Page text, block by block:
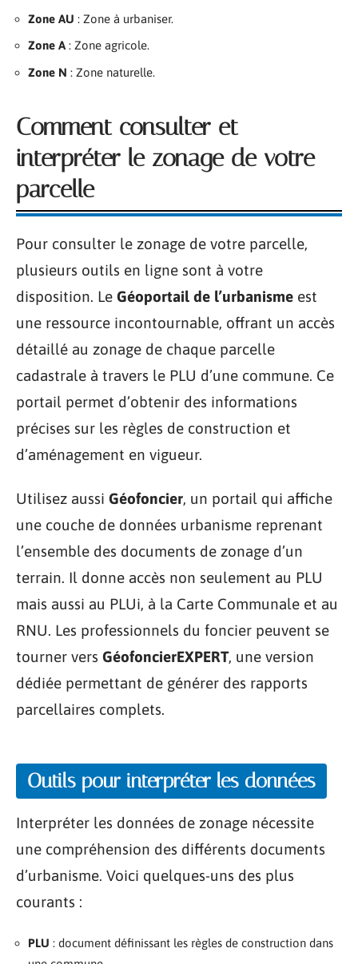
Zone AU : Zone à urbaniser.
Zone A : Zone agricole.
Zone N : Zone naturelle.
Comment consulter et
interpréter le zonage de votre
parcelle
Pour consulter le zonage de votre parcelle,
plusieurs outils en ligne sont à votre
disposition. Le Géoportail de l’urbanisme est
une ressource incontournable, offrant un accès
détaillé au zonage de chaque parcelle
cadastrale à travers le PLU d’une commune. Ce
portail permet d’obtenir des informations
précises sur les règles de construction et
d’aménagement en vigueur.
Utilisez aussi Géofoncier, un portail qui affiche
une couche de données urbanisme reprenant
l’ensemble des documents de zonage d’un
terrain. Il donne accès non seulement au PLU
mais aussi au PLUi, à la Carte Communale et au
RNU. Les professionnels du foncier peuvent se
tourner vers GéofoncierEXPERT, une version
dédiée permettant de générer des rapports
parcellaires complets.
Outils pour interpréter les données
Interpréter les données de zonage nécessite
une compréhension des différents documents
d’urbanisme. Voici quelques-uns des plus
courants :
PLU : document définissant les règles de construction dans